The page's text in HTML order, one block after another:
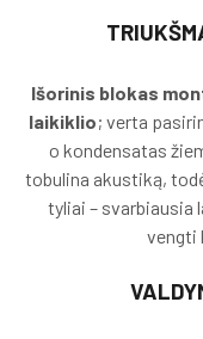
Išorinis blokas
laikiklio; verta
o kondensatas
tobulina akustiką,
tyliai –
vengti